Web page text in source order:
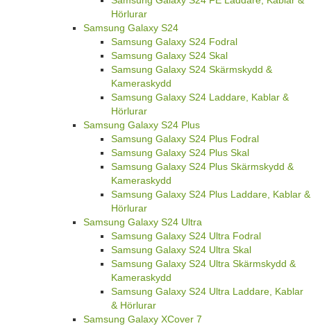
Hörlurar
Samsung Galaxy S24
Samsung Galaxy S24 Fodral
Samsung Galaxy S24 Skal
Samsung Galaxy S24 Skärmskydd &
Kameraskydd
Samsung Galaxy S24 Laddare, Kablar &
Hörlurar
Samsung Galaxy S24 Plus
Samsung Galaxy S24 Plus Fodral
Samsung Galaxy S24 Plus Skal
Samsung Galaxy S24 Plus Skärmskydd &
Kameraskydd
Samsung Galaxy S24 Plus Laddare, Kablar &
Hörlurar
Samsung Galaxy S24 Ultra
Samsung Galaxy S24 Ultra Fodral
Samsung Galaxy S24 Ultra Skal
Samsung Galaxy S24 Ultra Skärmskydd &
Kameraskydd
Samsung Galaxy S24 Ultra Laddare, Kablar
& Hörlurar
Samsung Galaxy XCover 7